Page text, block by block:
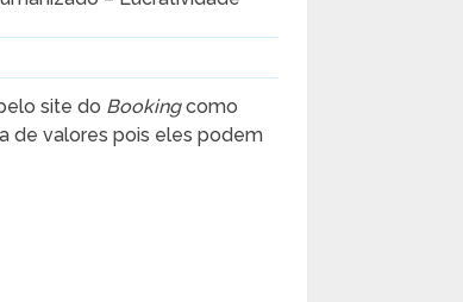
site do Bookingcomo
de valores pois eles podem